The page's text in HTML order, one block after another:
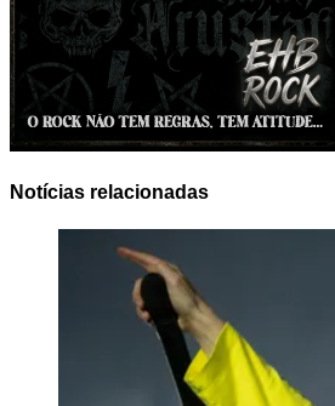
Notícias relacionadas